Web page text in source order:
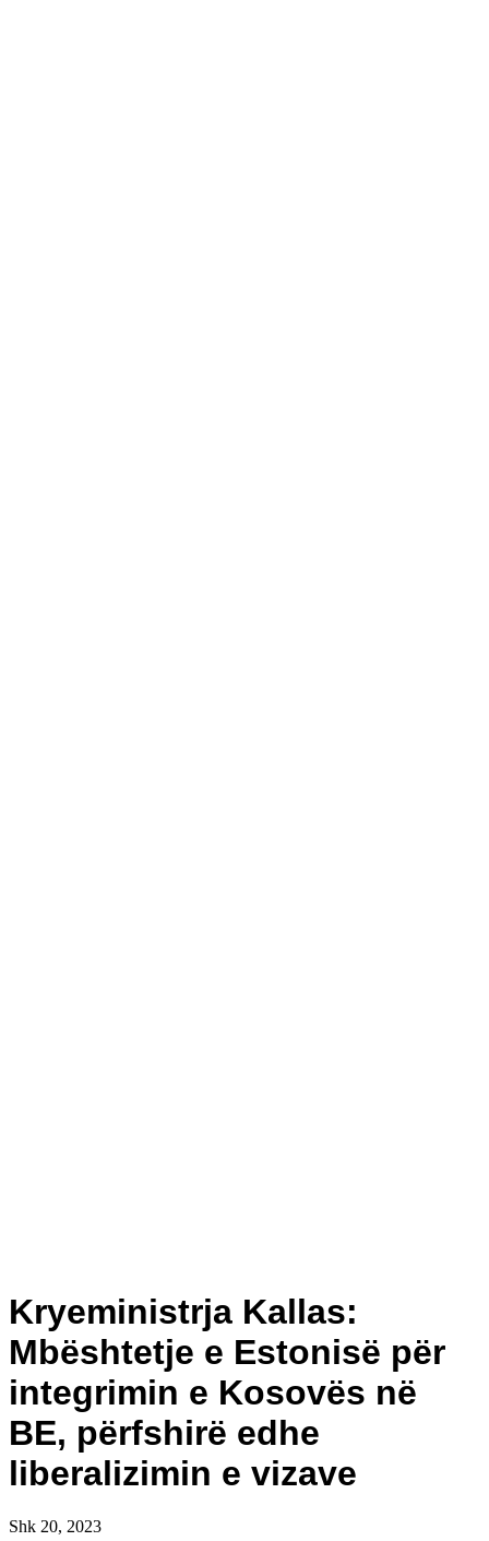
Kryeministrja Kallas:
Mbështetje e Estonisë për
integrimin e Kosovës në
BE, përfshirë edhe
liberalizimin e vizave
Shk 20, 2023